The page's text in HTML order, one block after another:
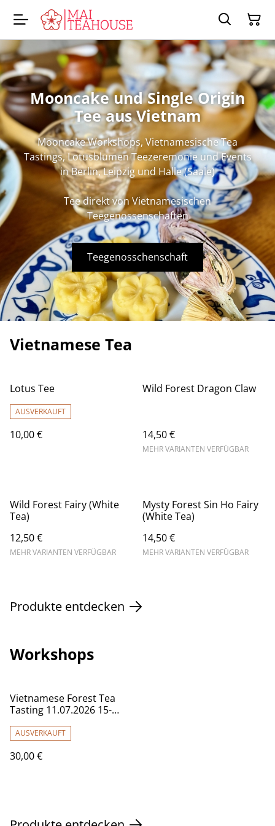
Mooncake und Single Origin
Tee aus Vietnam
Mooncake Workshops, Vietnamesische Tea
Tastings, Lotusblumen Teezeremonie und Events
in Berlin, Leipzig und Halle (Saale)
Tee direkt von Vietnamesischen
Teegenossenschaften
Teegenosschenschaft
Vietnamese Tea
Lotus Tee
AUSVERKAUFT
10,00 €
Wild Forest Dragon Claw
14,50 €
MEHR VARIANTEN VERFÜGBAR
Wild Forest Fairy (White
Tea)
12,50 €
MEHR VARIANTEN VERFÜGBAR
Mysty Forest Sin Ho Fairy
(White Tea)
14,50 €
MEHR VARIANTEN VERFÜGBAR
Produkte entdecken
Workshops
Vietnamese Forest Tea
Tasting 11.07.2026 15-
AUSVERKAUFT
30,00 €